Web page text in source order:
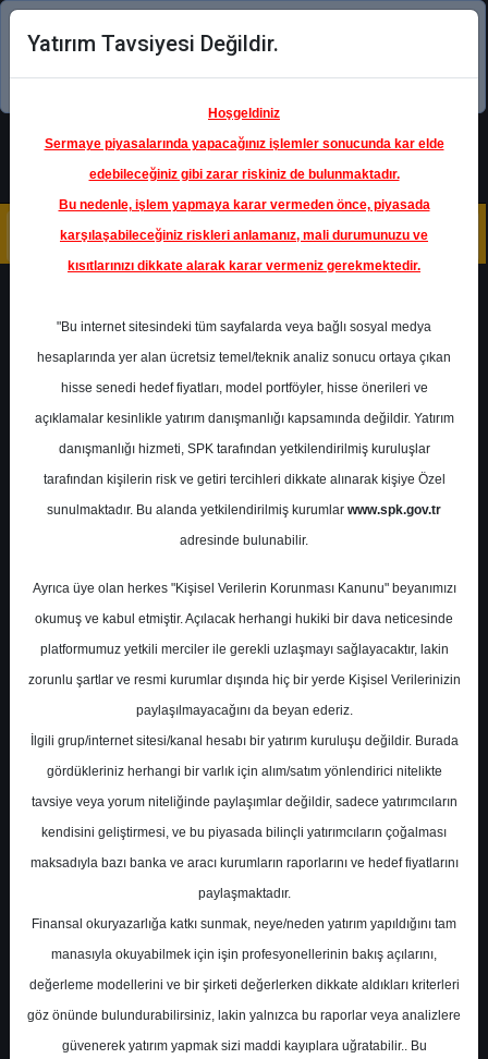
Şimdi uygulamayı indirin!
ISCTR- TÜRKİYE İŞ BANKASI
A.Ş.
Hedef Fiyat 14.70 ₺
Getiri
%0.00
2 6
En Yüksek Tahmin
Ortalama Fiyat Tahmini
Ortalama Getiri Potansiyeli
Kurum Sayısı
21
Yatırım Tavsiyesi Değildir.
Hoşgeldiniz
Sermaye piyasalarında yapacağınız işlemler sonucunda kar elde
edebileceğiniz gibi zarar riskiniz de bulunmaktadır.
Bu nedenle, işlem yapmaya karar vermeden önce, piyasada
karşılaşabileceğiniz riskleri anlamanız, mali durumunuzu ve
kısıtlarınızı dikkate alarak karar vermeniz gerekmektedir.
"Bu internet sitesindeki tüm sayfalarda veya bağlı sosyal medya
hesaplarında yer alan ücretsiz temel/teknik analiz sonucu ortaya çıkan
hisse senedi hedef fiyatları, model portföyler, hisse önerileri ve
açıklamalar kesinlikle yatırım danışmanlığı kapsamında değildir. Yatırım
danışmanlığı hizmeti, SPK tarafından yetkilendirilmiş kuruluşlar
tarafından kişilerin risk ve getiri tercihleri dikkate alınarak kişiye Özel
sunulmaktadır. Bu alanda yetkilendirilmiş kurumlar www.spk.gov.tr
adresinde bulunabilir.
Ayrıca üye olan herkes "Kişisel Verilerin Korunması Kanunu" beyanımızı
okumuş ve kabul etmiştir. Açılacak herhangi hukiki bir dava neticesinde
platformumuz yetkili merciler ile gerekli uzlaşmayı sağlayacaktır, lakin
zorunlu şartlar ve resmi kurumlar dışında hiç bir yerde Kişisel Verilerinizin
paylaşılmayacağını da beyan ederiz.
İlgili grup/internet sitesi/kanal hesabı bir yatırım kuruluşu değildir. Burada
gördükleriniz herhangi bir varlık için alım/satım yönlendirici nitelikte
tavsiye veya yorum niteliğinde paylaşımlar değildir, sadece yatırımcıların
kendisini geliştirmesi, ve bu piyasada bilinçli yatırımcıların çoğalması
maksadıyla bazı banka ve aracı kurumların raporlarını ve hedef fiyatlarını
paylaşmaktadır.
Finansal okuryazarlığa katkı sunmak, neye/neden yatırım yapıldığını tam
manasıyla okuyabilmek için işin profesyonellerinin bakış açılarını,
değerleme modellerini ve bir şirketi değerlerken dikkate aldıkları kriterleri
göz önünde bulundurabilirsiniz, lakin yalnızca bu raporlar veya analizlere
güvenerek yatırım yapmak sizi maddi kayıplara uğratabilir.. Bu